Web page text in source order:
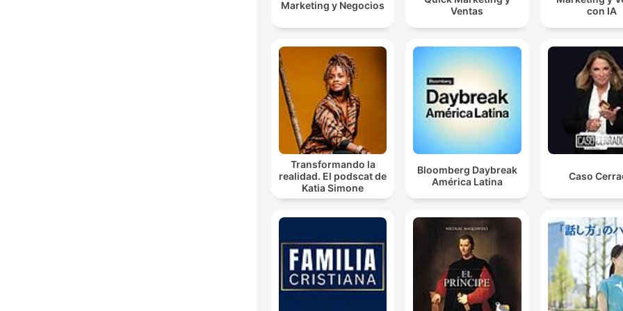
Marketing y Negocios
Ventas
con IA
Transformando la
realidad. El podscat de
Katia Simone
Bloomberg Daybreak
América Latina
Caso